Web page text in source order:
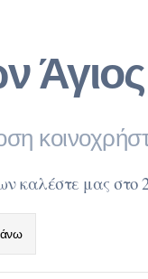
καλέστε μας στο
άνω